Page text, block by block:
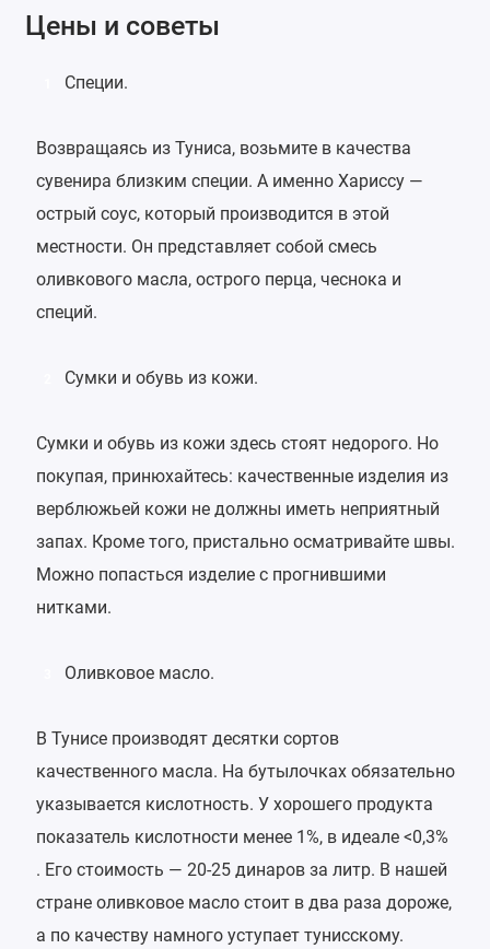
Цены и советы
Специи.
Возвращаясь из Туниса, возьмите в качества
сувенира близким специи. А именно Хариссу —
острый соус, который производится в этой
местности. Он представляет собой смесь
оливкового масла, острого перца, чеснока и
специй.
Сумки и обувь из кожи.
Сумки и обувь из кожи здесь стоят недорого. Но
покупая, принюхайтесь: качественные изделия из
верблюжьей кожи не должны иметь неприятный
запах. Кроме того, пристально осматривайте швы.
Можно попасться изделие с прогнившими
нитками.
Оливковое масло.
В Тунисе производят десятки сортов
качественного масла. На бутылочках обязательно
указывается кислотность. У хорошего продукта
показатель кислотности менее 1%, в идеале <0,3%
. Его стоимость — 20-25 динаров за литр. В нашей
стране оливковое масло стоит в два раза дороже,
а по качеству намного уступает тунисскому.